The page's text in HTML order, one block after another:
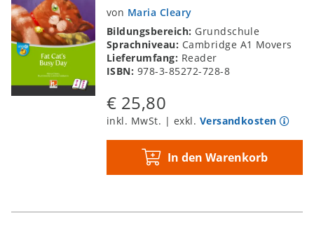
von Maria Cleary
Bildungsbereich: Grundschule
Sprachniveau: Cambridge A1 Movers
Lieferumfang: Reader
ISBN: 978-3-85272-728-8
€ 25,80
inkl. MwSt. | exkl. Versandkosten
In den Warenkorb